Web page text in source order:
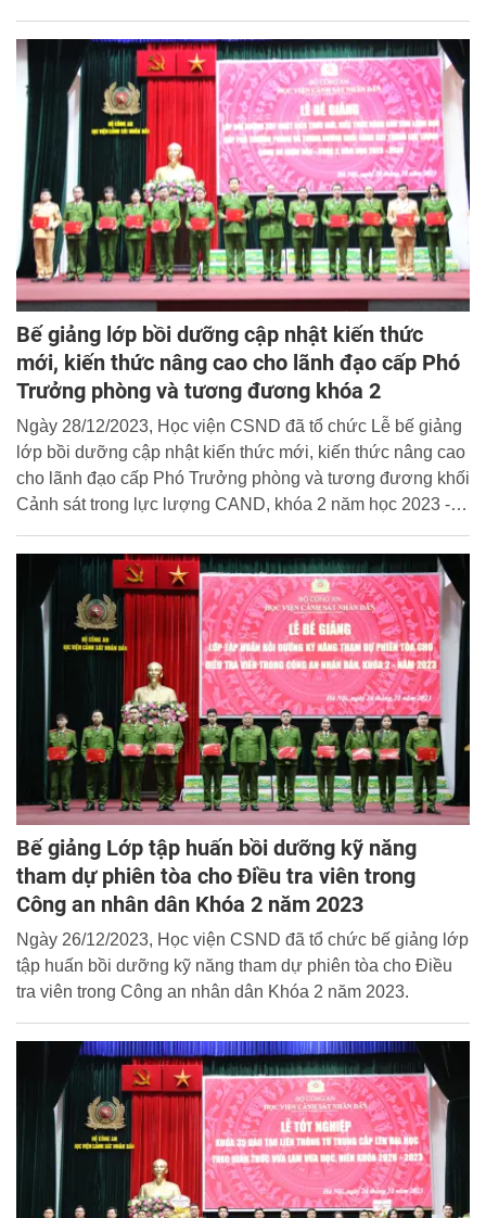
Bế giảng lớp bồi dưỡng cập nhật kiến thức
mới, kiến thức nâng cao cho lãnh đạo cấp Phó
Trưởng phòng và tương đương khóa 2
Ngày 28/12/2023, Học viện CSND đã tổ chức Lễ bế giảng
lớp bồi dưỡng cập nhật kiến thức mới, kiến thức nâng cao
cho lãnh đạo cấp Phó Trưởng phòng và tương đương khối
Cảnh sát trong lực lượng CAND, khóa 2 năm học 2023 -
Học viện dự và chủ trì buổi lễ.
Bế giảng Lớp tập huấn bồi dưỡng kỹ năng
tham dự phiên tòa cho Điều tra viên trong
Công an nhân dân Khóa 2 năm 2023
Ngày 26/12/2023, Học viện CSND đã tổ chức bế giảng lớp
tập huấn bồi dưỡng kỹ năng tham dự phiên tòa cho Điều
tra viên trong Công an nhân dân Khóa 2 năm 2023.